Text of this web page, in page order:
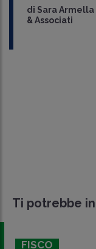
di Sara Armella
& Associati
Ti potrebbe